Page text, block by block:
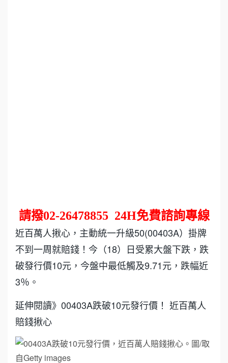
請撥02-26478855 24H免費諮詢專線
近百萬人揪心，主動統一升級50(00403A）掛牌
不到一周就賠錢！今（18）日受累大盤下跌，跌
破發行價10元，今盤中最低觸及9.71元，跌幅近
3％。
延伸閱讀》00403A跌破10元發行價！ 近百萬人
賠錢揪心